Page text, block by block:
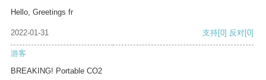
Hello, Greetings fr
2022-01-31 支持[0] 反对[0]
游客
BREAKING! Portable CO2